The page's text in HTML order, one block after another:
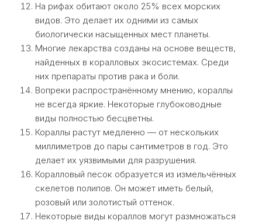
На рифах обитают около 25% всех морских
видов. Это делает их одними из самых
биологически насыщенных мест планеты.
Многие лекарства созданы на основе веществ,
найденных в коралловых экосистемах. Среди
них препараты против рака и боли.
Вопреки распространённому мнению, кораллы
не всегда яркие. Некоторые глубоководные
виды полностью бесцветны.
Кораллы растут медленно — от нескольких
миллиметров до пары сантиметров в год. Это
делает их уязвимыми для разрушения.
Коралловый песок образуется из измельчённых
скелетов полипов. Он может иметь белый,
розовый или золотистый оттенок.
Некоторые виды кораллов могут размножаться